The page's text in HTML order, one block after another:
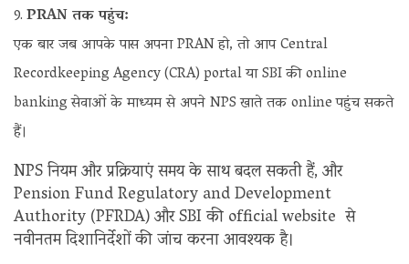
PRAN तक पहुंच:
एक बार जब आपके पास अपना PRAN हो, तो आप Central
Recordkeeping Agency (CRA) portal या SBI की online
banking सेवाओं के माध्यम से अपने NPS खाते तक online पहुंच सकते
हैं।
NPS नियम और प्रक्रियाएं समय के साथ बदल सकती हैं, और
Pension Fund Regulatory and Development
Authority (PFRDA) और SBI की official website से
नवीनतम दिशानिर्देशों की जांच करना आवश्यक है।